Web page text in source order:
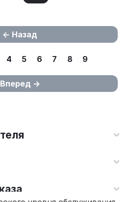
Назад
4 5 6 7 8 9
Вперед